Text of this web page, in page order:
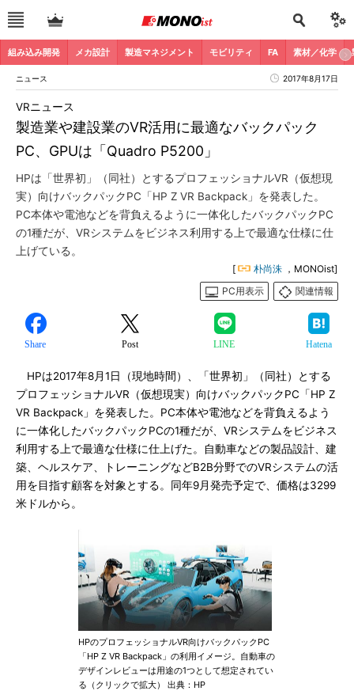
組み込み開発 メカ設計 製造マネジメント モビリティ FA 素材／化学
ニュース 2017年8月17日
製造業や建設業のVR活用に最適なバックパック
PC、GPUは「Quadro P5200」
VRニュース
HPは「世界初」（同社）とするプロフェッショナルVR（仮想現
実）向けバックパックPC「HP Z VR Backpack」を発表した。
PC本体や電池などを背負えるように一体化したバックパックPC
の1種だが、VRシステムをビジネス利用する上で最適な仕様に仕
上げている。
[ 朴尚洙 ，MONOist]
PC用表示
関連情報
Share Post LINE Hatena
HPは2017年8月1日（現地時間）、「世界初」（同社）とする
プロフェッショナルVR（仮想現実）向けバックパックPC「HP Z
VR Backpack」を発表した。PC本体や電池などを背負えるよう
に一体化したバックパックPCの1種だが、VRシステムをビジネス
利用する上で最適な仕様に仕上げた。自動車などの製品設計、建
築、ヘルスケア、トレーニングなどB2B分野でのVRシステムの活
用を目指す顧客を対象とする。同年9月発売予定で、価格は3299
米ドルから。
HPのプロフェッショナルVR向けバックパックPC
「HP Z VR Backpack」の利用イメージ。自動車の
デザインレビューは用途の1つとして想定されてい
る（クリックで拡大） 出典：HP